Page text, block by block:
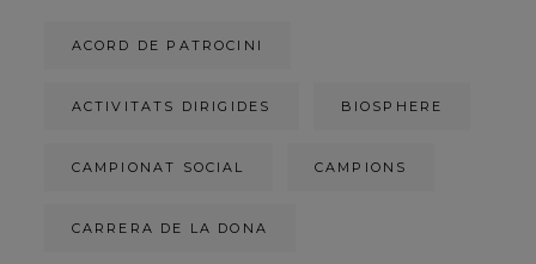
ACORD DE PATROCINI
ACTIVITATS DIRIGIDES BIOSPHERE
CAMPIONAT SOCIAL CAMPIONS
CARRERA DE LA DONA